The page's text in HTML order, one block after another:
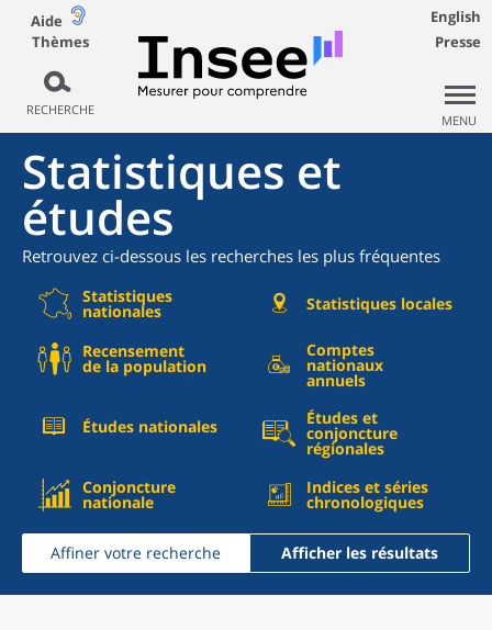
Aide
Thèmes
RECHERCHE
English
Presse
MENU
Statistiques et
études
Retrouvez ci-dessous les recherches les plus fréquentes
Statistiques
nationales Statistiques locales
Recensement
de la population
Comptes
nationaux
annuels
Études nationales Études et
conjoncture
régionales
Conjoncture
nationale
Indices et séries
chronologiques
Affiner votre recherche Afficher les résultats